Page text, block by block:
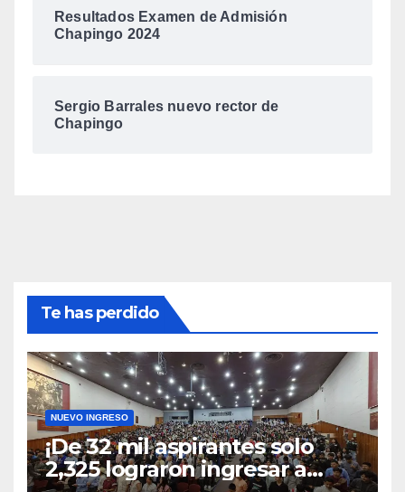
Resultados Examen de Admisión
Chapingo 2024
Sergio Barrales nuevo rector de
Chapingo
Te has perdido
NUEVO INGRESO
¡De 32 mil aspirantes solo
2,325 lograron ingresar a